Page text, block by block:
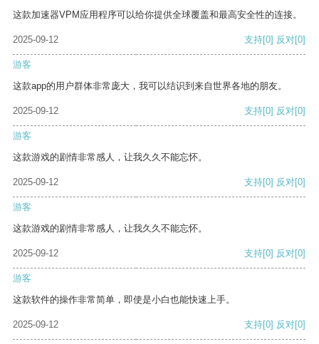
这款加速器VPM应用程序可以给你提供全球覆盖和最高安全性的连接。
2025-09-12 支持[0] 反对[0]
游客
这款app的用户群体非常庞大，我可以结识到来自世界各地的朋友。
2025-09-12 支持[0] 反对[0]
游客
这款游戏的剧情非常感人，让我久久不能忘怀。
2025-09-12 支持[0] 反对[0]
游客
这款游戏的剧情非常感人，让我久久不能忘怀。
2025-09-12 支持[0] 反对[0]
游客
这款软件的操作非常简单，即使是小白也能快速上手。
2025-09-12 支持[0] 反对[0]